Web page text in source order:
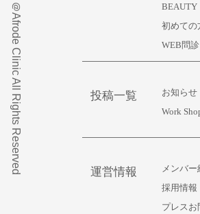
＠Afrode Clinic All Rights Reserved
BEAUTY
初めての
WEB問診
投稿一覧
お知らせ
Work
運営情報
メンバー
採用情報
プレスお